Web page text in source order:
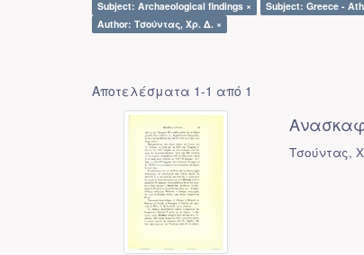
Subject: Archaeological findings ×
Subject: Greece -
Author: Τσούντας, Χρ. Δ. ×
Αποτελέσματα 1-1 από 1
Τσούντας,